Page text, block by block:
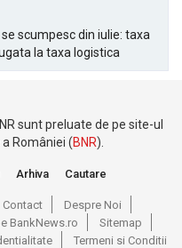
scumpesc din iulie: taxa
la taxa logistica
sunt preluate de pe site-ul
României (BNR).
Arhiva Cautare
Contact
Despre Noi
BankNews.ro
Sitemap
Termeni si Conditii